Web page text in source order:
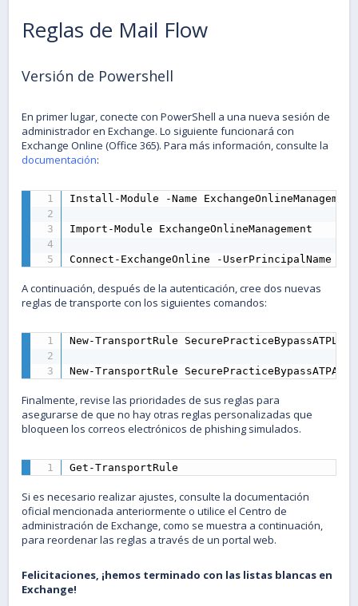
Reglas de Mail Flow
Versión de Powershell
En primer lugar, conecte con PowerShell a una nueva sesión de
administrador en Exchange. Lo siguiente funcionará con
Exchange Online (Office 365). Para más información, consulte la
documentación:
Install-Module -Name ExchangeOnlineManagement
Import-Module ExchangeOnlineManagement
Connect-ExchangeOnline -UserPrincipalName
A continuación, después de la autenticación, cree dos nuevas
reglas de transporte con los siguientes comandos:
New-TransportRule
New-TransportRule
Finalmente, revise las prioridades de sus reglas para
asegurarse de que no hay otras reglas personalizadas que
bloqueen los correos electrónicos de phishing simulados.
Get-TransportRule
Si es necesario realizar ajustes, consulte la documentación
oficial mencionada anteriormente o utilice el Centro de
administración de Exchange, como se muestra a continuación,
para reordenar las reglas a través de un portal web.
Felicitaciones, ¡hemos terminado con las listas blancas en
Exchange!